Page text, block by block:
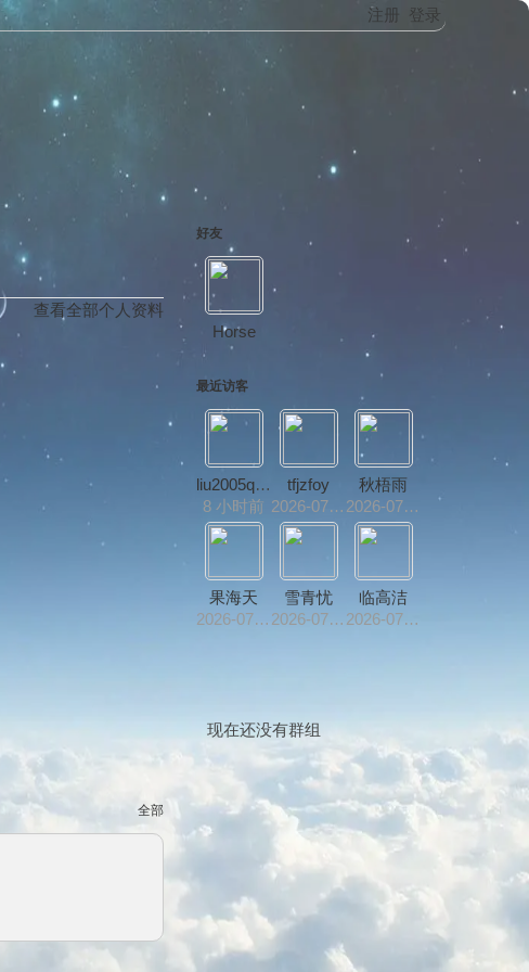
注册 登录
查看全部个人资料
全部
好友
Horse
最近访客
liu2005qiang
8 小时前
tfjzfoy
2026-07-31
秋梧雨
2026-07-29
果海天
2026-07-24
雪青忧
2026-07-22
临高洁
2026-07-12
现在还没有群组